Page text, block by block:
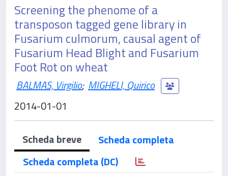
Screening the phenome of a
transposon tagged gene library in
Fusarium culmorum, causal agent of
Fusarium Head Blight and Fusarium
Foot Rot on wheat
BALMAS, Virgilio; MIGHELI, Quirico
2014-01-01
Scheda breve
Scheda completa
Scheda completa (DC)